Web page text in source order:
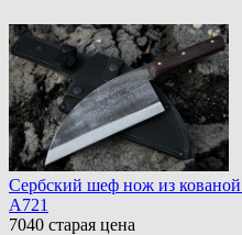
Сербский шеф нож из
A721
7040 старая цена